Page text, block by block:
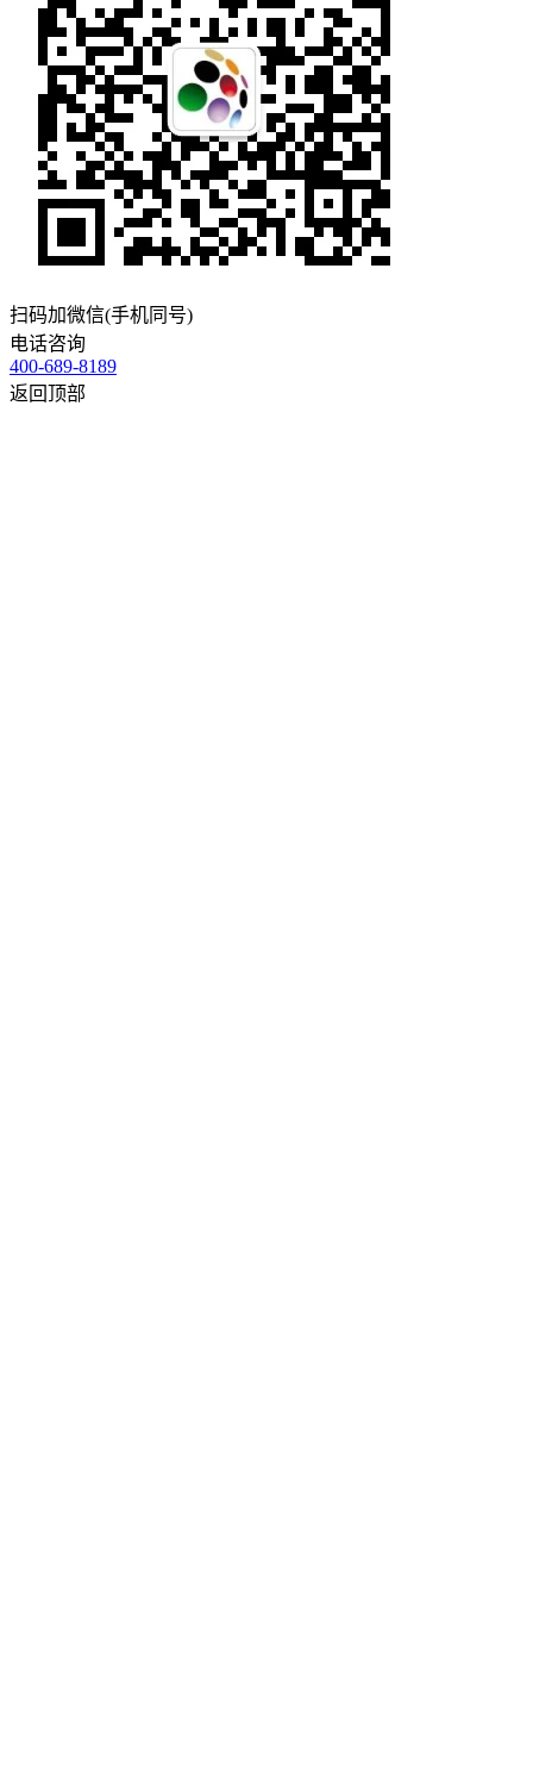
扫码加微信(手机同号)
电话咨询
400-689-8189
返回顶部